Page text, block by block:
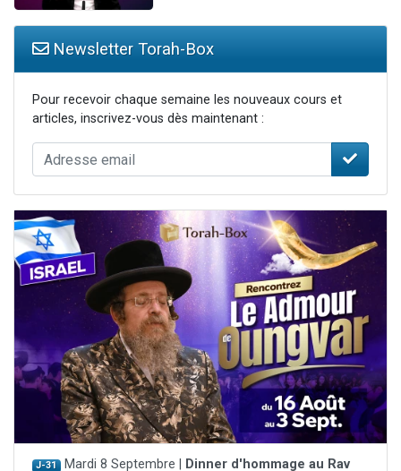
Newsletter Torah-Box
Pour recevoir chaque semaine les nouveaux cours et
articles, inscrivez-vous dès maintenant :
J-31 Mardi 8 Septembre | Dinner d'hommage au Rav